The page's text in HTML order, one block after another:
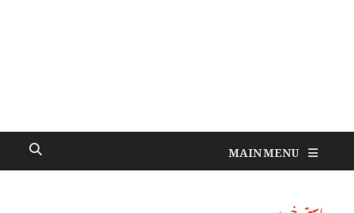
MAIN MENU